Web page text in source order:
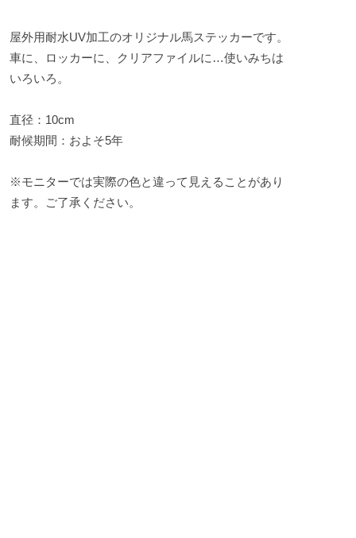
屋外用耐水UV加工のオリジナル馬ステッカーです。
車に、ロッカーに、クリアファイルに…使いみちは
いろいろ。
直径：10cm
耐候期間：およそ5年
※モニターでは実際の色と違って見えることがあり
ます。ご了承ください。